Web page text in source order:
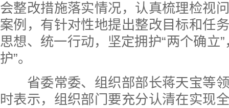
会整改措施落实情况，认真梳理检视
案例，有针对性地提出整改目标和任
思想、统一行动，坚定拥护“两个确立
护”。
省委常委、组织部部长蒋天宝等领
时表示，组织部门要充分认清在实现